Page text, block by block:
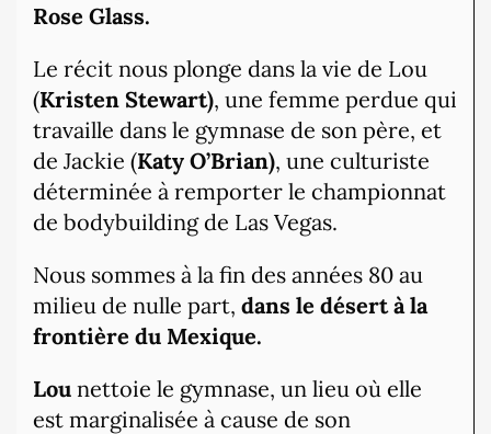
Rose Glass.
Le récit nous plonge dans la vie de Lou
(Kristen Stewart), une femme perdue qui
travaille dans le gymnase de son père, et
de Jackie (Katy O’Brian), une culturiste
déterminée à remporter le championnat
de bodybuilding de Las Vegas.
Nous sommes à la fin des années 80 au
milieu de nulle part, dans le désert à la
frontière du Mexique.
Lou nettoie le gymnase, un lieu où elle
est marginalisée à cause de son